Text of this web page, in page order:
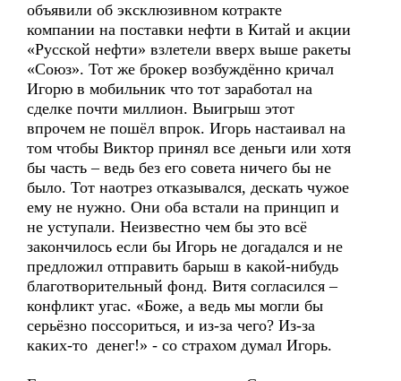
объявили об эксклюзивном котракте
компании на поставки нефти в Китай и акции
«Русской нефти» взлетели вверх выше ракеты
«Союз». Тот же брокер возбуждённо кричал
Игорю в мобильник что тот заработал на
сделке почти миллион. Выигрыш этот
впрочем не пошёл впрок. Игорь настаивал на
том чтобы Виктор принял все деньги или хотя
бы часть – ведь без его совета ничего бы не
было. Тот наотрез отказывался, дескать чужое
ему не нужно. Они оба встали на принцип и
не уступали. Неизвестно чем бы это всё
закончилось если бы Игорь не догадался и не
предложил отправить барыш в какой-нибудь
благотворительный фонд. Витя согласился –
конфликт угас. «Боже, а ведь мы могли бы
серьёзно поссориться, и из-за чего? Из-за
каких-то денег!» - со страхом думал Игорь.